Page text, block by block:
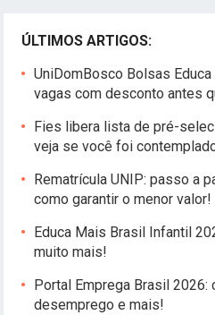
ÚLTIMOS ARTIGOS:
UniDomBosco Bolsas
vagas com desconto antes
Fies libera lista de pré-
veja se você foi
Rematrícula UNIP: passo a
como garantir o menor valor!
Educa Mais Brasil Infantil
muito mais!
Portal Emprega Brasil 2026:
desemprego e mais!